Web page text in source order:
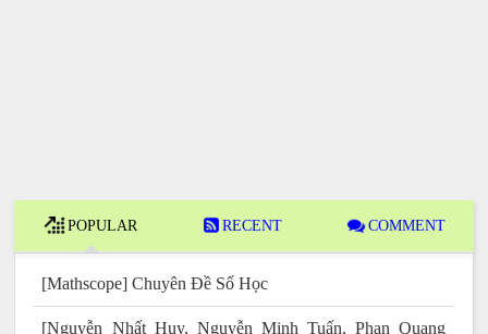
POPULAR RECENT COMMENT
[Mathscope] Chuyên Đề Số Học
[Nguyễn Nhất Huy, Nguyễn Minh Tuấn, Phan Quang